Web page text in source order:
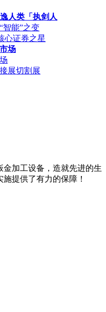
人类「执剑人
智能”之变
心证券之星
场
展切割展
加工设备，造就先进的生
提供了有力的保障！